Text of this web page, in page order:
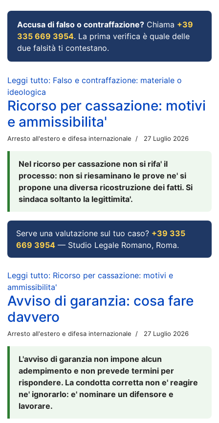
Accusa di falso o contraffazione? Chiama +39
335 669 3954. La prima verifica è quale delle
due falsità ti contestano.
Leggi tutto: Falso e contraffazione: materiale o
ideologica
Ricorso per cassazione: motivi
e ammissibilita'
Arresto all'estero e difesa internazionale 27 Luglio 2026
Nel ricorso per cassazione non si rifa' il
processo: non si riesaminano le prove ne' si
propone una diversa ricostruzione dei fatti. Si
sindaca soltanto la legittimita'.
Serve una valutazione sul tuo caso? +39 335
669 3954 — Studio Legale Romano, Roma.
Leggi tutto: Ricorso per cassazione: motivi e
ammissibilita'
Avviso di garanzia: cosa fare
davvero
Arresto all'estero e difesa internazionale 27 Luglio 2026
L'avviso di garanzia non impone alcun
adempimento e non prevede termini per
rispondere. La condotta corretta non e' reagire
ne' ignorarlo: e' nominare un difensore e
lavorare.